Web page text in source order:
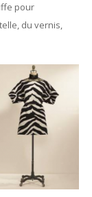
pour
du vernis,